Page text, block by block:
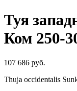
Туя
Ком 250-
107 686 руб.
Thuja occidentalis